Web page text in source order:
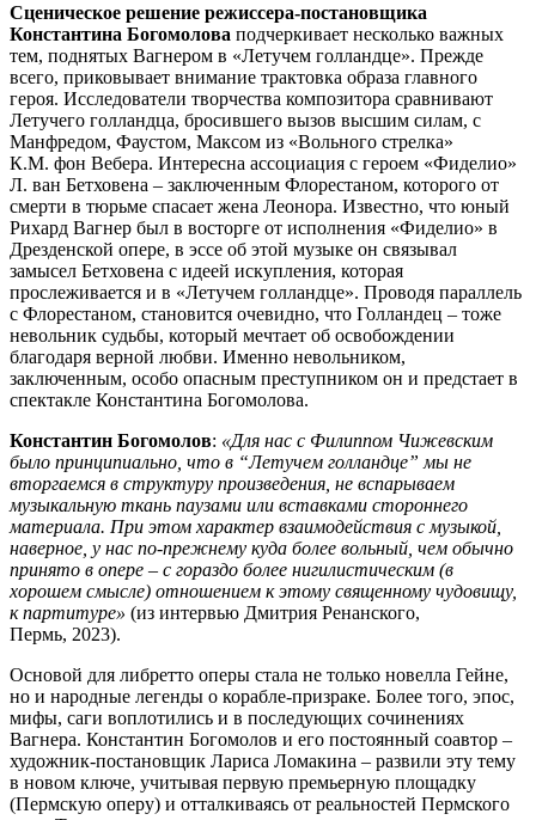
Сценическое решение режиссера-постановщика
Константина Богомолова подчеркивает несколько важных
тем, поднятых Вагнером в «Летучем голландце». Прежде
всего, приковывает внимание трактовка образа главного
героя. Исследователи творчества композитора сравнивают
Летучего голландца, бросившего вызов высшим силам, с
Манфредом, Фаустом, Максом из «Вольного стрелка»
К.М. фон Вебера. Интересна ассоциация с героем «Фиделио»
Л. ван Бетховена – заключенным Флорестаном, которого от
смерти в тюрьме спасает жена Леонора. Известно, что юный
Рихард Вагнер был в восторге от исполнения «Фиделио» в
Дрезденской опере, в эссе об этой музыке он связывал
замысел Бетховена с идеей искупления, которая
прослеживается и в «Летучем голландце». Проводя параллель
с Флорестаном, становится очевидно, что Голландец – тоже
невольник судьбы, который мечтает об освобождении
благодаря верной любви. Именно невольником,
заключенным, особо опасным преступником он и предстает в
спектакле Константина Богомолова.
Константин Богомолов: «Для нас с Филиппом Чижевским
было принципиально, что в “Летучем голландце” мы не
вторгаемся в структуру произведения, не вспарываем
музыкальную ткань паузами или вставками стороннего
материала. При этом характер взаимодействия с музыкой,
наверное, у нас по-прежнему куда более вольный, чем обычно
принято в опере – с гораздо более нигилистическим (в
хорошем смысле) отношением к этому священному чудовищу,
к партитуре» (из интервью Дмитрия Ренанского,
Пермь, 2023).
Основой для либретто оперы стала не только новелла Гейне,
но и народные легенды о корабле-призраке. Более того, эпос,
мифы, саги воплотились и в последующих сочинениях
Вагнера. Константин Богомолов и его постоянный соавтор –
художник-постановщик Лариса Ломакина – развили эту тему
в новом ключе, учитывая первую премьерную площадку
(Пермскую оперу) и отталкиваясь от реальностей Пермского